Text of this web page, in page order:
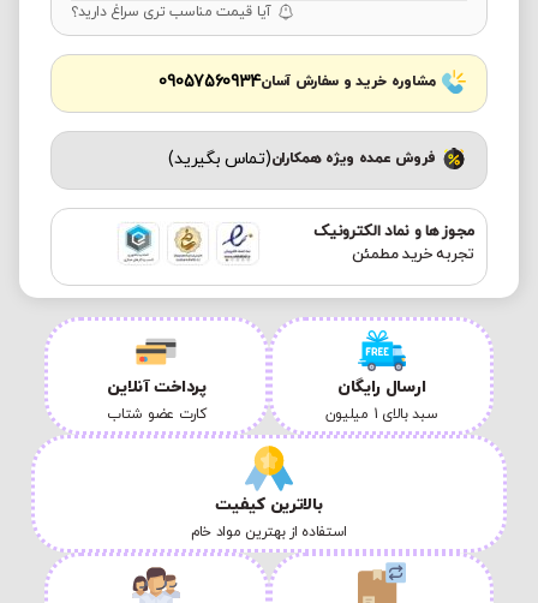
آیا قیمت مناسب تری سراغ دارید؟
مشاوره خرید و سفارش آسان09057560934
فروش عمده ویژه همکاران(تماس بگیرید)
مجوز ها و نماد الکترونیک
تجربه خرید مطمئن
ارسال رایگان
سبد بالای 1 میلیون
پرداخت آنلاین
کارت عضو شتاب
بالاترین کیفیت
استفاده از بهترین مواد خام